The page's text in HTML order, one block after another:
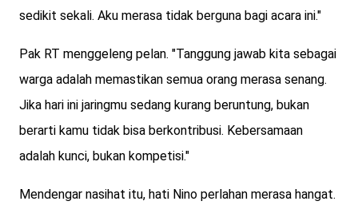
sedikit sekali. Aku merasa tidak berguna bagi acara ini."
Pak RT menggeleng pelan. "Tanggung jawab kita sebagai
warga adalah memastikan semua orang merasa senang.
Jika hari ini jaringmu sedang kurang beruntung, bukan
berarti kamu tidak bisa berkontribusi. Kebersamaan
adalah kunci, bukan kompetisi."
Mendengar nasihat itu, hati Nino perlahan merasa hangat.